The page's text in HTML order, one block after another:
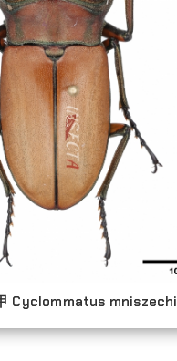
Cyclommatus mniszechi